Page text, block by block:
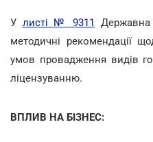
У листі № 9311
Державна
методичні рекомендації
умов провадження видів
ліцензуванню.
ВПЛИВ НА БІЗНЕС: